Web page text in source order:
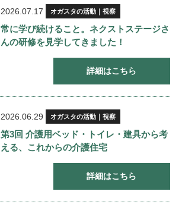
2026.07.17 オガスタの活動｜視察
常に学び続けること。ネクストステージさ
んの研修を見学してきました！
詳細はこちら
2026.06.29 オガスタの活動｜視察
第3回 介護用ベッド・トイレ・建具から考
える、これからの介護住宅
詳細はこちら